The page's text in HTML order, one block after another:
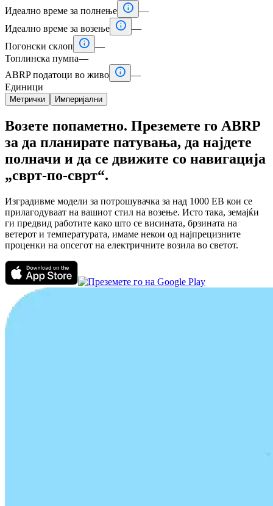
Идеално време за полнење  —
Идеално време за возење  —
Погонски склоп
 —
Топлинска пумпа—
ABRP податоци во живо  —
Единици
Метрички Империјални
Возете попаметно. Преземете го ABRP
за да планирате патувања, да најдете
полначи и да се движите со навигација
„сврт-по-сврт“.
Изградивме модели за потрошувачка за над 1000 ЕВ кои се
прилагодуваат на вашиот стил на возење. Исто така, земајќи
ги предвид работите како што се висината, брзината на
ветерот и температурата, имаме некои од најпрецизните
проценки на опсегот на електричните возила во светот.